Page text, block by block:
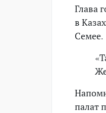
Глава
в
Семее.
палат